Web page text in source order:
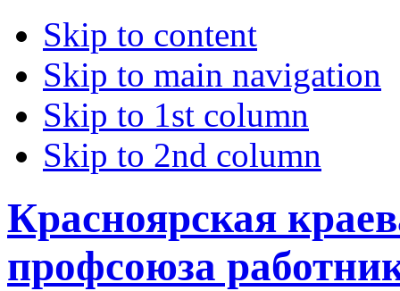
Skip to content
Skip to main navigation
Skip to 1st column
Skip to 2nd column
Красноярская
профсоюза